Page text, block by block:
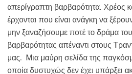
απερίγραπτη βαρβαρότητα. Χρέος
έρχονται που είναι ανάγκη να
μην ξαναζήσουμε ποτέ το δράμα
βαρβαρότητας απέναντι στους
μας. Μια μαύρη σελίδα της
οποία δυστυχώς δεν έχει υπάρξει